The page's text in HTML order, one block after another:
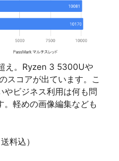
え。Ryzen 3 5300Uや
スコアが出ています。こ
やビジネス利用は何も問
。軽めの画像編集なども
料込）